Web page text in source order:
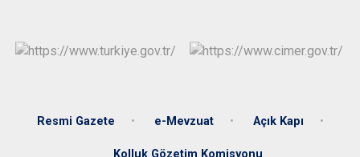
Resmi Gazete e-Mevzuat Açık Kapı
Kolluk Gözetim Komisyonu